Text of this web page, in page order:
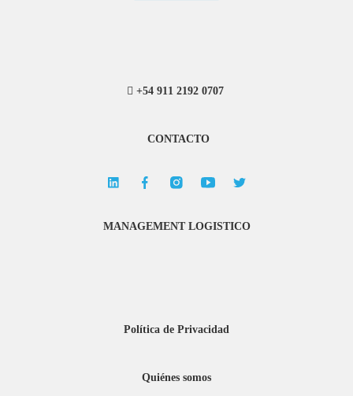
+54 911 2192 0707
CONTACTO
MANAGEMENT LOGISTICO
Política de Privacidad
Quiénes somos